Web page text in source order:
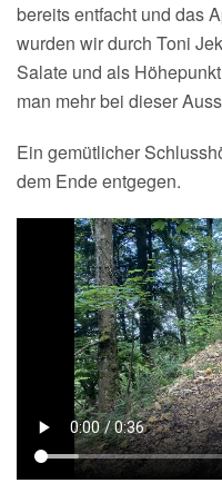
bereits entfacht und das
wurden wir durch Toni
Salate und als
man mehr bei dieser
Ein gemütlicher
dem Ende entgegen.